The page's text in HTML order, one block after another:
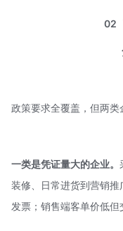
02
政策要求全覆盖，但两类
一类是凭证量大的企业。
装修、日常进货到营销推
发票；销售端客单价低但